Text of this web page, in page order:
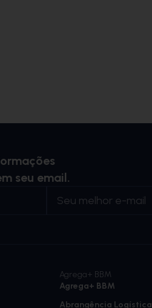
seu email.
Agrega+ BBM
Agrega+ BBM
Abrangência Logística